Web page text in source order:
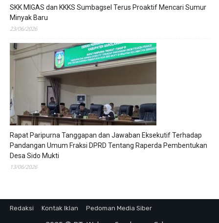
SKK MIGAS dan KKKS Sumbagsel Terus Proaktif Mencari Sumur
Minyak Baru
23/06/2026
Rapat Paripurna Tanggapan dan Jawaban Eksekutif Terhadap
Pandangan Umum Fraksi DPRD Tentang Raperda Pembentukan
Desa Sido Mukti
13/06/2026
Redaksi Kontak Iklan Pedoman Media Siber